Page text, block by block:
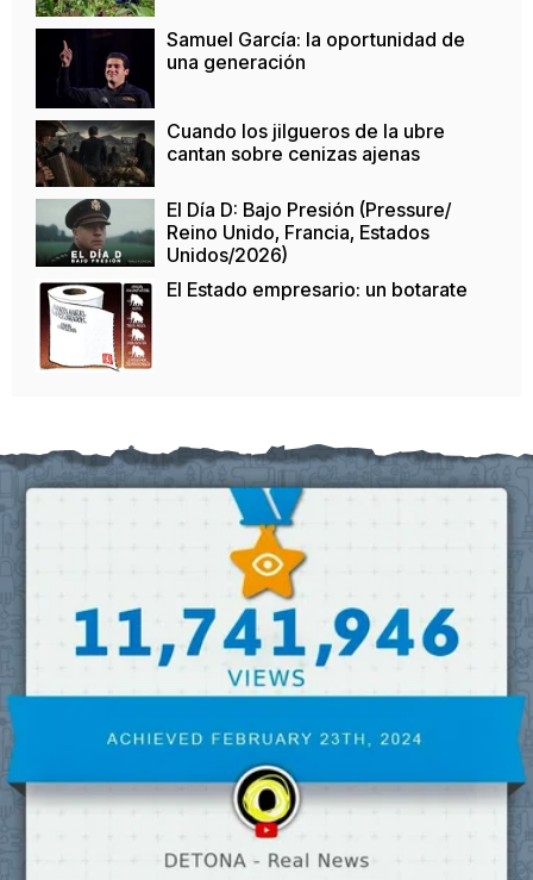
Samuel García: la oportunidad de
una generación
Cuando los jilgueros de la ubre
cantan sobre cenizas ajenas
El Día D: Bajo Presión (Pressure/
Reino Unido, Francia, Estados
Unidos/2026)
El Estado empresario: un botarate